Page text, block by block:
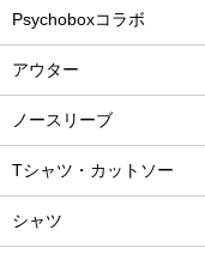
Psychoboxコラボ
アウター
ノースリーブ
Tシャツ・カットソー
シャツ